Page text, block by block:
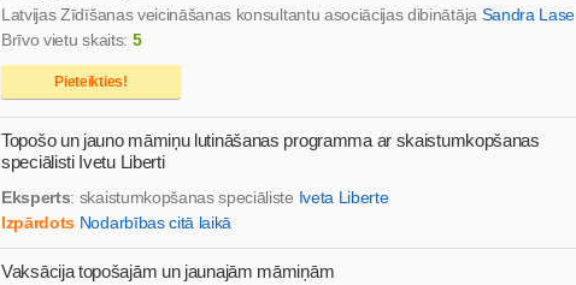
Latvijas Zīdīšanas veicināšanas konsultantu asociācijas dibinātāja Sandra Lase
Brīvo vietu skaits: 5
Pieteikties!
Topošo un jauno māmiņu lutināšanas programma ar skaistumkopšanas
speciālisti Ivetu Liberti
Eksperts: skaistumkopšanas speciāliste Iveta Liberte
Izpārdots Nodarbības citā laikā
Vaksācija topošajām un jaunajām māmiņām